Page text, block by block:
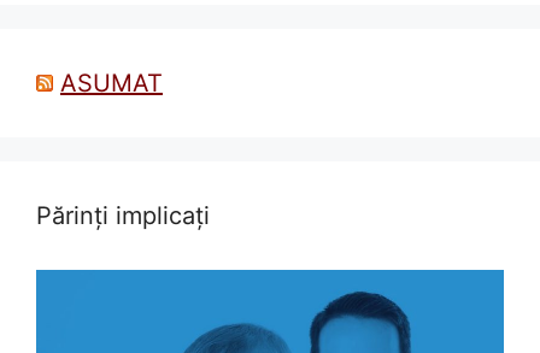
ASUMAT
Părinți implicați